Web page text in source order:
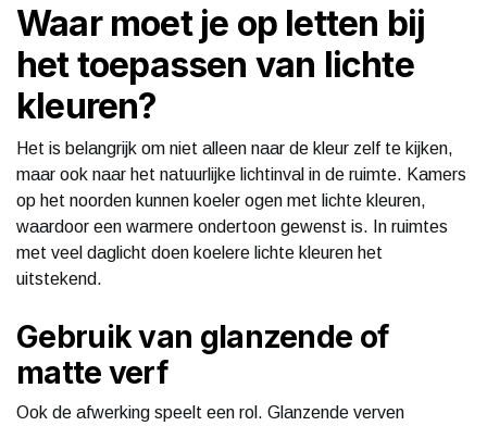
Waar moet je op letten bij
het toepassen van lichte
kleuren?
Het is belangrijk om niet alleen naar de kleur zelf te kijken,
maar ook naar het natuurlijke lichtinval in de ruimte. Kamers
op het noorden kunnen koeler ogen met lichte kleuren,
waardoor een warmere ondertoon gewenst is. In ruimtes
met veel daglicht doen koelere lichte kleuren het
uitstekend.
Gebruik van glanzende of
matte verf
Ook de afwerking speelt een rol. Glanzende verven